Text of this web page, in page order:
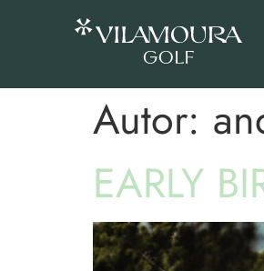
Autor:
EARLY